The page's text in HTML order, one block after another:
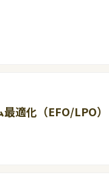
材領域、プラットフォーム
適化（EFO/LPO）